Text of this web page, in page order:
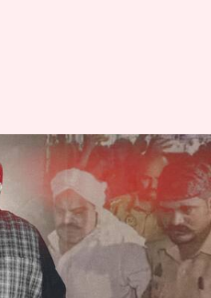
హత్య ఎఫెక్ట్;
పోలీసులు
03:23 pm